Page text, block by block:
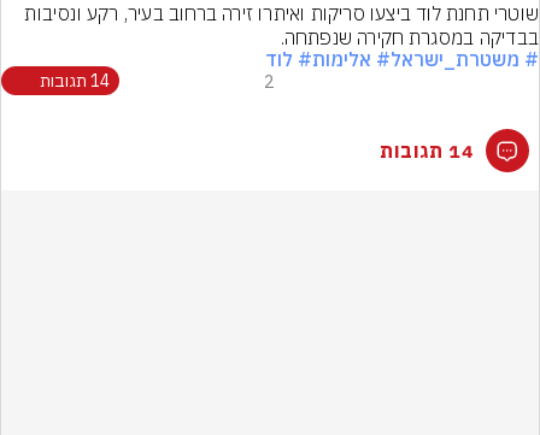
שוטרי תחנת לוד ביצעו סריקות ואיתרו זירה ברחוב בעיר, רקע ונסיבות
בבדיקה במסגרת חקירה שנפתחה.
# משטרת_ישראל# אלימות# לוד
2 14 תגובות
14 תגובות